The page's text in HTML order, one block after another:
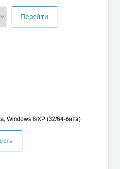
Перейти
Windows 8/XP (32/64-бита)